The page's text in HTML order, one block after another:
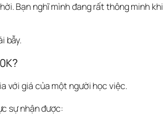
Bạn nghĩ mình đang rất thông minh
bẫy.
với giá của một người học việc.
sự nhận được: